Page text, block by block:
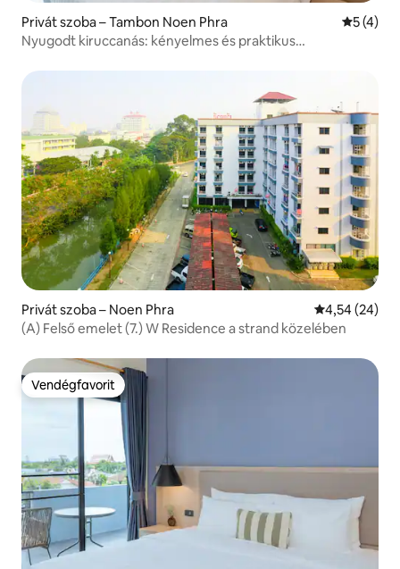
Privát szoba – Tambon Noen Phra Átlagos
5 (4)
Nyugodt kiruccanás: kényelmes és praktikus
Privát szoba – Noen Phra Átlagos
4,54 (24)
(A) Felső emelet (7.) W Residence a strand közelében
Vendégfavorit
Vendégfavorit